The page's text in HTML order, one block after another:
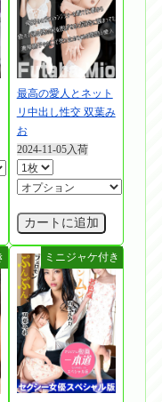
最高の愛人とネット
リ中出し性交 双葉み
お
2024-11-05入荷
カートに追加